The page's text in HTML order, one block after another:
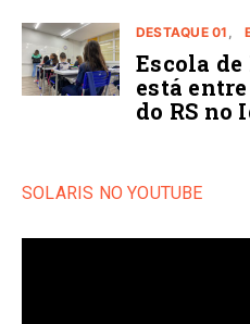
DESTAQUE 01
Escola
está
do RS no
SOLARIS NO YOUTUBE